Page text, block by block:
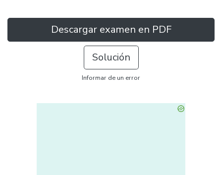
Descargar examen en PDF
Solución
Informar de un error